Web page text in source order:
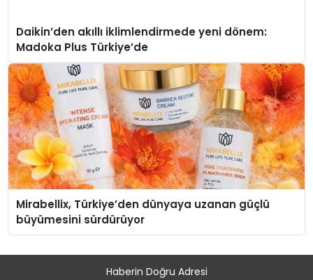
Daikin’den akıllı iklimlendirmede yeni dönem:
Madoka Plus Türkiye’de
Mirabellix, Türkiye’den dünyaya uzanan güçlü
büyümesini sürdürüyor
Haberin Doğru Adresi